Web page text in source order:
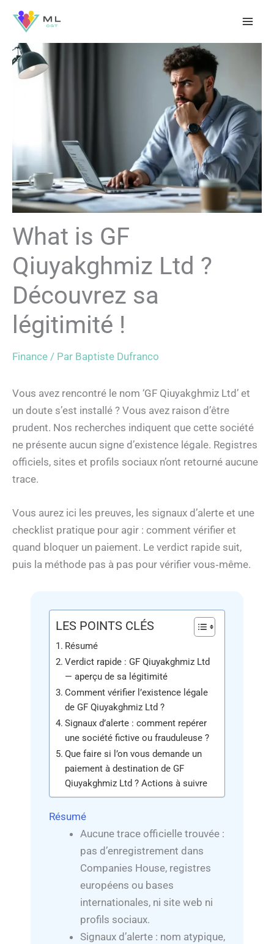
Aller
contenu
What is GF
Qiuyakghmiz Ltd ?
Découvrez sa
légitimité !
Finance / Par Baptiste Dufranco
Vous avez rencontré le nom ‘GF Qiuyakghmiz Ltd’ et
un doute s’est installé ? Vous avez raison d’être
prudent. Nos recherches indiquent que cette société
ne présente aucun signe d’existence légale. Registres
officiels, sites et profils sociaux n’ont retourné aucune
trace.
Vous aurez ici les preuves, les signaux d’alerte et une
checklist pratique pour agir : comment vérifier et
quand bloquer un paiement. Le verdict rapide suit,
puis la méthode pas à pas pour vérifier vous‑même.
LES POINTS CLÉS
Résumé
Verdict rapide : GF Qiuyakghmiz Ltd
— aperçu de sa légitimité
Comment vérifier l’existence légale
de GF Qiuyakghmiz Ltd ?
Signaux d’alerte : comment repérer
une société fictive ou frauduleuse ?
Que faire si l’on vous demande un
paiement à destination de GF
Qiuyakghmiz Ltd ? Actions à suivre
Résumé
Aucune trace officielle trouvée :
pas d’enregistrement dans
Companies House, registres
européens ou bases
internationales, ni site web ni
profils sociaux.
Signaux d’alerte : nom atypique,